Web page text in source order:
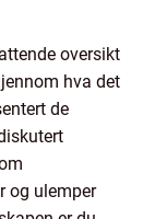
oversikt
hva det
de
og ulemper